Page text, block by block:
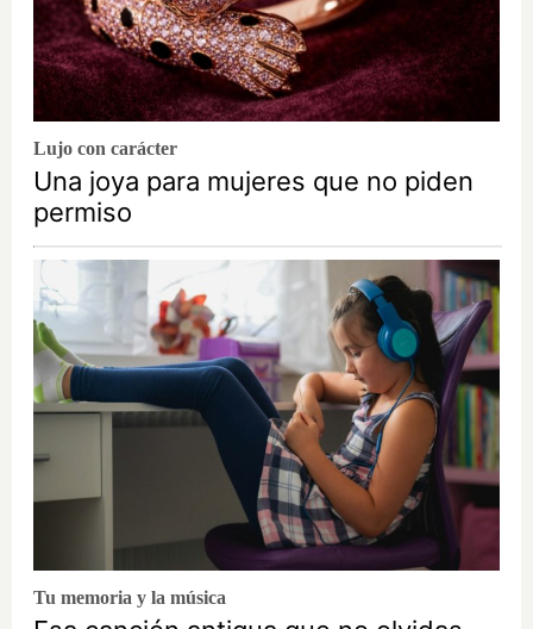
Lujo con carácter
Una joya para mujeres que no piden
permiso
Tu memoria y la música